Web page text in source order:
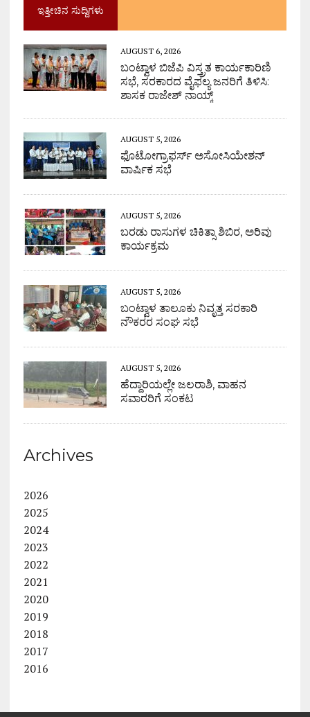
ಇತ್ತೀಚಿನ ಸುದ್ದಿಗಳು
AUGUST 6, 2026
ಬಂಟ್ವಾಳ ಬಿಜೆಪಿ ವಿಸ್ತ್ರತ ಕಾರ್ಯಕಾರಿಣಿ
ಸಭೆ, ಸರಕಾರದ ವೈಫಲ್ಯ ಜನರಿಗೆ ತಿಳಿಸಿ:
ಶಾಸಕ ರಾಜೇಶ್ ನಾಯ್ಕ್
AUGUST 5, 2026
ಫೊಟೋಗ್ರಾಫರ್ಸ್ ಅಸೋಸಿಯೇಶನ್
ವಾರ್ಷಿಕ ಸಭೆ
AUGUST 5, 2026
ಬರಡು ರಾಸುಗಳ ಚಿಕಿತ್ಸಾ ಶಿಬಿರ, ಅರಿವು
ಕಾರ್ಯಕ್ರಮ
AUGUST 5, 2026
ಬಂಟ್ವಾಳ ತಾಲೂಕು ನಿವೃತ್ತ ಸರಕಾರಿ
ನೌಕರರ ಸಂಘ ಸಭೆ
AUGUST 5, 2026
ಹೆದ್ದಾರಿಯಲ್ಲೇ ಜಲರಾಶಿ, ವಾಹನ
ಸವಾರರಿಗೆ ಸಂಕಟ
Archives
2026
2025
2024
2023
2022
2021
2020
2019
2018
2017
2016